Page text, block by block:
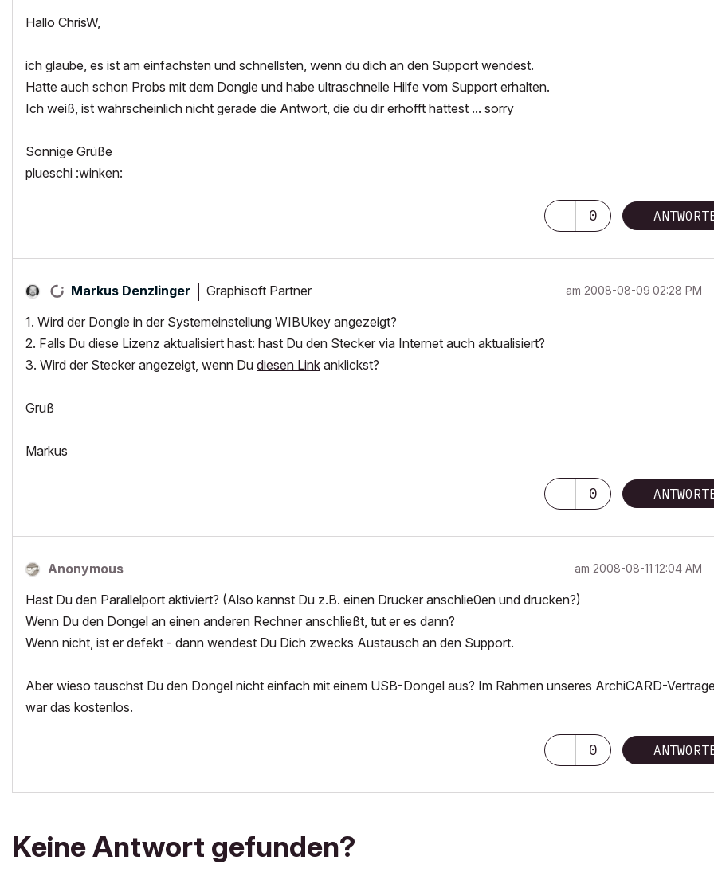
Hallo ChrisW,
ich glaube, es ist am einfachsten und schnellsten, wenn du dich an den Support wendest.
Hatte auch schon Probs mit dem Dongle und habe ultraschnelle Hilfe vom Support erhalten.
Ich weiß, ist wahrscheinlich nicht gerade die Antwort, die du dir erhofft hattest ... sorry
Sonnige Grüße
plueschi :winken:
0
Markus Denzlinger Graphisoft Partner am ‎2008-08-09 02:28 PM
1. Wird der Dongle in der Systemeinstellung WIBUkey angezeigt?
2. Falls Du diese Lizenz aktualisiert hast: hast Du den Stecker via Internet auch aktualisiert?
3. Wird der Stecker angezeigt, wenn Du diesen Link anklickst?
Gruß
Markus
0
Anonymous am ‎2008-08-11 12:04 AM
Hast Du den Parallelport aktiviert? (Also kannst Du z.B. einen Drucker anschlie0en und drucken?)
Wenn Du den Dongel an einen anderen Rechner anschließt, tut er es dann?
Wenn nicht, ist er defekt - dann wendest Du Dich zwecks Austausch an den Support.
Aber wieso tauschst Du den Dongel nicht einfach mit einem USB-Dongel aus? Im Rahmen unseres ArchiCARD-
war das kostenlos.
0
Keine Antwort gefunden?